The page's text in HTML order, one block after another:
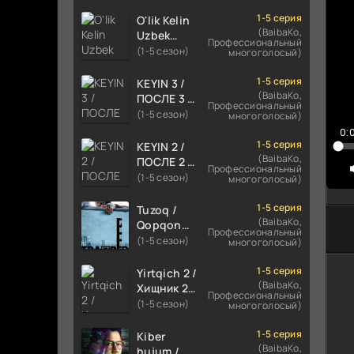
HIND KINO
2024
TARJIMA
Skachat
O'lik Kelin
Uzbek
tilida 2023
Tarjima
kino
skachat
(1-5 сезон)
1-5 серия
(BaibaKo,
Профессиональный
многоголосый)
KEYIN 3 /
ПОСЛЕ 3 /
AFTER 3
FILM
UZBEK
TILIDA
TARJIMA
FILM HD
(1-5 сезон)
1-5 серия
(BaibaKo,
Профессиональный
многоголосый)
KEYIN 2 /
ПОСЛЕ 2 /
AFTER 2
FILM
UZBEK
TILIDA
TARJIMA
FILM HD
(1-5 сезон)
1-5 серия
(BaibaKo,
Профессиональный
многоголосый)
Tuzoq /
Qopqon
Hind
2016 Uzbek
tilida
tarjima film
(1-5 сезон)
1-5 серия
(BaibaKo,
Профессиональный
многоголосый)
Yirtqich 2 /
Хищник 2
Xishnik
tilida 2018-
2024
(1-5 сезон)
1-5 серия
(BaibaKo,
Профессиональный
многоголосый)
Kiber
1-5 серия
(BaibaKo,